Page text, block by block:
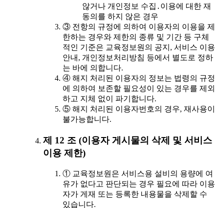
않거나 개인정보 수집․이용에 대한 재
동의를 하지 않은 경우
③ 전항의 규정에 의하여 이용자의 이용을 제
한하는 경우와 제한의 종류 및 기간 등 구체
적인 기준은 교육정보원의 공지, 서비스 이용
안내, 개인정보처리방침 등에서 별도로 정하
는 바에 의합니다.
④ 해지 처리된 이용자의 정보는 법령의 규정
에 의하여 보존할 필요성이 있는 경우를 제외
하고 지체 없이 파기합니다.
⑤ 해지 처리된 이용자번호의 경우, 재사용이
불가능합니다.
제 12 조 (이용자 게시물의 삭제 및 서비스
이용 제한)
① 교육정보원은 서비스용 설비의 용량에 여
유가 없다고 판단되는 경우 필요에 따라 이용
자가 게재 또는 등록한 내용물을 삭제할 수
있습니다.